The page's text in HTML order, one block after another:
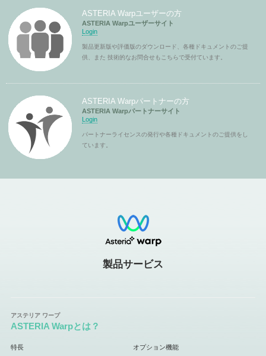
ASTERIA Warpユーザーの方
ASTERIA Warpユーザーサイト
Login
製品更新版や評価版のダウンロード、各種ドキュメントのご提
供、また 技術的なお問合せもこちらで受付ています。
ASTERIA Warpパートナーの方
ASTERIA Warpパートナーサイト
Login
パートナーライセンスの発行や各種ドキュメントのご提供をし
ています。
製品サービス
ASTERIA Warpとは？
特長 オプション機能